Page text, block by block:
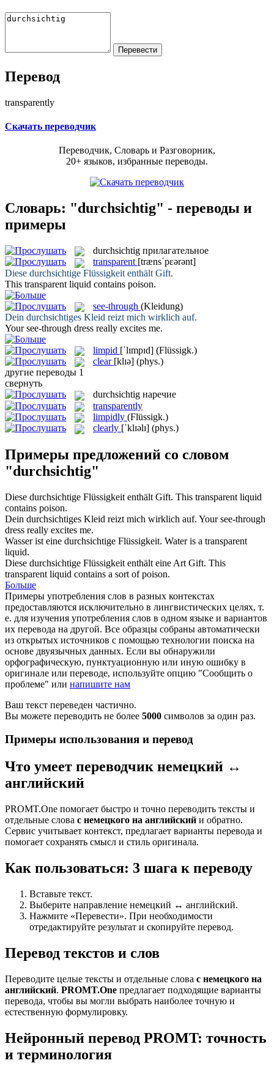
Перевод
transparently
Скачать переводчик
Переводчик, Словарь и Разговорник,
20+ языков, избранные переводы.
Словарь: "durchsichtig" - переводы и
примеры
durchsichtig прилагательное
transparent [trænsˈpɛərənt]
Diese durchsichtige Flüssigkeit enthält Gift.
This transparent liquid contains poison.
see-through (Kleidung)
Dein durchsichtiges Kleid reizt mich wirklich auf.
Yoursee-through dress really excites me.
limpid [ˈlɪmpɪd] (Flüssigk.)
clear [klɪə] (phys.)
другие переводы 1
свернуть
durchsichtig наречие
transparently
limpidly (Flüssigk.)
clearly [ˈklɪəlɪ] (phys.)
Примеры предложений со словом
"durchsichtig"
Diese durchsichtige Flüssigkeit enthält Gift. This transparent liquid
contains poison.
Dein durchsichtiges Kleid reizt mich wirklich auf. Yoursee-through
dress really excites me.
Wasser ist eine durchsichtige Flüssigkeit. Water is a transparent
liquid.
Diese durchsichtige Flüssigkeit enthält eine Art Gift. This
transparent liquid contains a sort of poison.
Больше
Примеры употребления слов в разных контекстах
предоставляются исключительно в лингвистических целях, т.
е. для изучения употребления слов в одном языке и вариантов
их перевода на другой. Все образцы собраны автоматически
из открытых источников с помощью технологии поиска на
основе двуязычных данных. Если вы обнаружили
орфографическую, пунктуационную или иную ошибку в
оригинале или переводе, используйте опцию "Сообщить о
проблеме" или напишите нам
Ваш текст переведен частично.
Вы можете переводить не более 5000 символов за один раз.
Примеры использования и перевод
Что умеет переводчик немецкий ↔
английский
PROMT.One помогает быстро и точно переводить тексты и
отдельные слова с немецкого на английский и обратно.
Сервис учитывает контекст, предлагает варианты перевода и
помогает сохранять смысл и стиль оригинала.
Как пользоваться: 3 шага к переводу
Вставьте текст.
Выберите направление немецкий ↔ английский.
Нажмите «Перевести». При необходимости
отредактируйте результат и скопируйте перевод.
Перевод текстов и слов
Переводите целые тексты и отдельные слова с немецкого на
английский. PROMT.One предлагает подходящие варианты
перевода, чтобы вы могли выбрать наиболее точную и
естественную формулировку.
Нейронный перевод PROMT: точность
и терминология